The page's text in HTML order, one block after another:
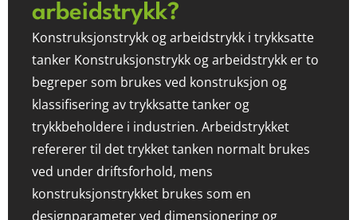
arbeidstrykk?
Konstruksjonstrykk og arbeidstrykk i trykksatte
tanker Konstruksjonstrykk og arbeidstrykk er to
begreper som brukes ved konstruksjon og
klassifisering av trykksatte tanker og
trykkbeholdere i industrien. Arbeidstrykket
refererer til det trykket tanken normalt brukes
ved under driftsforhold, mens
konstruksjonstrykket brukes som en
designparameter ved dimensjonering og